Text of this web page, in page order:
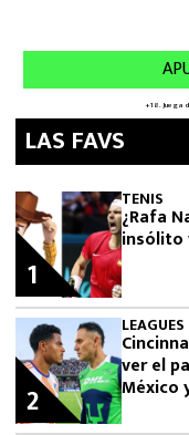
LAS FAVS
TENIS
¿Rafa
insólito
1
LEAGUES
ver el
México
2